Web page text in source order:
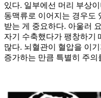
있다. 일부에선 머리 부상
동맥류로 이어지는 경우도
받는 게 중요하다. 아울러
자기 수축했다가 팽창하기
많다. 뇌혈관이 혈압을 이
증가하는 만큼 특별히 주의